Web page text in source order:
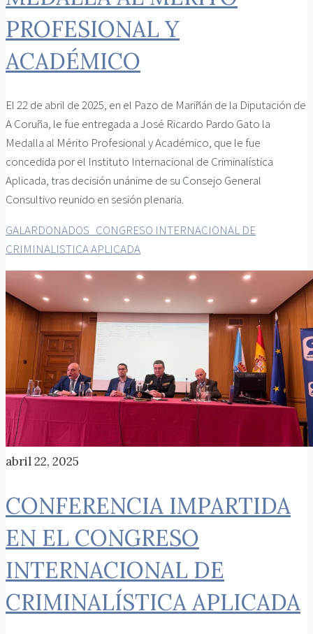
PROFESIONAL Y
ACADÉMICO
El 22 de abril de 2025, en el Pazo de Mariñán de la Diputación de
A Coruña, le fue entregada a José Ricardo Pardo Gato la
Medalla al Mérito Profesional y Académico, que le fue
concedida por el Instituto Internacional de Criminalística
Aplicada, tras decisión unánime de su Consejo General
Consultivo reunido en sesión plenaria.
GALARDONADOS_CONGRESO INTERNACIONAL DE
CRIMINALISTICA APLICADA
abril 22, 2025
CONFERENCIA IMPARTIDA
EN EL CONGRESO
INTERNACIONAL DE
CRIMINALÍSTICA APLICADA